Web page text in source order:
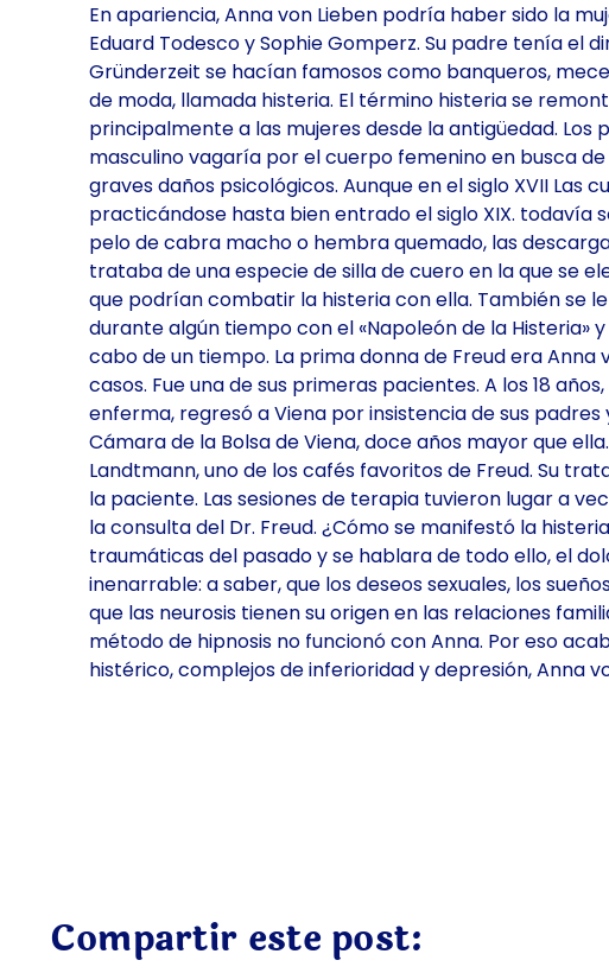
En apariencia, Anna von Lieben podría haber sido la
Eduard Todesco y Sophie Gomperz. Su padre tenía el
Gründerzeit se hacían famosos como banqueros,
de moda, llamada histeria. El término histeria se
principalmente a las mujeres desde la antigüedad.
masculino vagaría por el cuerpo femenino en busca
graves daños psicológicos. Aunque en el siglo XVII
practicándose hasta bien entrado el siglo XIX.
pelo de cabra macho o hembra quemado, las
trataba de una especie de silla de cuero en la que se
que podrían combatir la histeria con ella. También se
durante algún tiempo con el «Napoleón de la Histeria»
cabo de un tiempo. La prima donna de Freud era Anna
casos. Fue una de sus primeras pacientes. A los 18
enferma, regresó a Viena por insistencia de sus
Cámara de la Bolsa de Viena, doce años mayor que
Landtmann, uno de los cafés favoritos de Freud. Su
la paciente. Las sesiones de terapia tuvieron lugar a
la consulta del Dr. Freud. ¿Cómo se manifestó la
traumáticas del pasado y se hablara de todo ello, el
inenarrable: a saber, que los deseos sexuales, los
que las neurosis tienen su origen en las relaciones
método de hipnosis no funcionó con Anna. Por eso
histérico, complejos de inferioridad y depresión, Anna
Compartir este post: